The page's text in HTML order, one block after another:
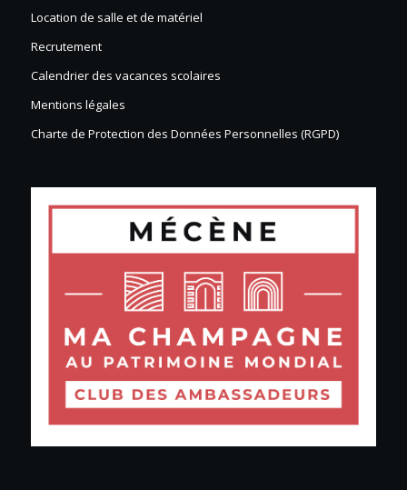
Location de salle et de matériel
Recrutement
Calendrier des vacances scolaires
Mentions légales
Charte de Protection des Données Personnelles (RGPD)